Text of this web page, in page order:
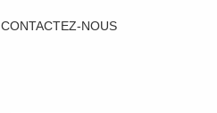
CONTACTEZ-NOUS